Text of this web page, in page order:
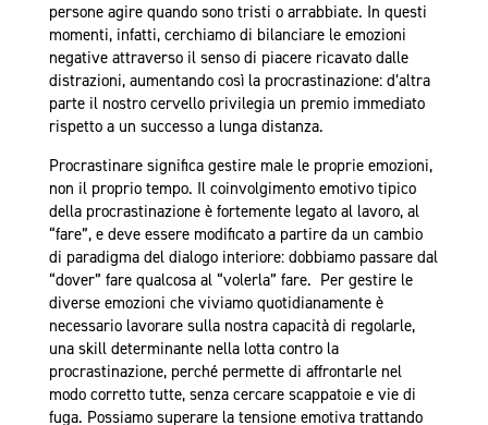
persone agire quando sono tristi o arrabbiate. In questi
momenti, infatti, cerchiamo di bilanciare le emozioni
negative attraverso il senso di piacere ricavato dalle
distrazioni, aumentando così la procrastinazione: d’altra
parte il nostro cervello privilegia un premio immediato
rispetto a un successo a lunga distanza.
Procrastinare significa gestire male le proprie emozioni,
non il proprio tempo. Il coinvolgimento emotivo tipico
della procrastinazione è fortemente legato al lavoro, al
“fare”, e deve essere modificato a partire da un cambio
di paradigma del dialogo interiore: dobbiamo passare dal
“dover” fare qualcosa al “volerla” fare. Per gestire le
diverse emozioni che viviamo quotidianamente è
necessario lavorare sulla nostra capacità di regolarle,
una skill determinante nella lotta contro la
procrastinazione, perché permette di affrontarle nel
modo corretto tutte, senza cercare scappatoie e vie di
fuga. Possiamo superare la tensione emotiva trattando